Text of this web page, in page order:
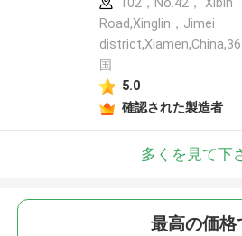
Road,Xinglin，Jimei
国
5.0
確認された製造者
多くを見て下
最高の価格